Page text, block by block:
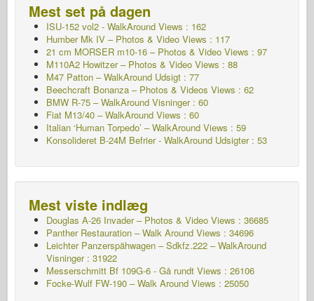
Mest set på dagen
ISU-152 vol2 - WalkAround Views : 162
Humber Mk IV – Photos & Video Views : 117
21 cm MORSER m10-16 – Photos & Video Views : 97
M110A2 Howitzer – Photos & Video Views : 88
M47 Patton – WalkAround Udsigt : 77
Beechcraft Bonanza – Photos & Videos Views : 62
BMW R-75 – WalkAround Visninger : 60
Fiat M13/40 – WalkAround Views : 60
Italian ‘Human Torpedo’ – WalkAround Views : 59
Konsolideret B-24M Befrier - WalkAround Udsigter : 53
Mest viste indlæg
Douglas A-26 Invader – Photos & Video Views : 36685
Panther Restauration – Walk Around Views : 34696
Leichter Panzerspähwagen – Sdkfz.222 – WalkAround
Visninger : 31922
Messerschmitt Bf 109G-6 - Gå rundt Views : 26106
Focke-Wulf FW-190 – Walk Around Views : 25050